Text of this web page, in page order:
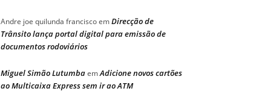
Andre joe quilunda franciscoemDirecção de
Trânsito lança portal digital para emissão de
documentos rodoviários
Miguel Simão LutumbaemAdicione novos cartões
ao Multicaixa Express sem ir ao ATM